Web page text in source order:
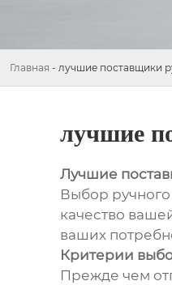
Главная - лучшие поставщики
лучшие
Лучшие
Выбор ручного
качество
ваших
Критерии
Прежде чем